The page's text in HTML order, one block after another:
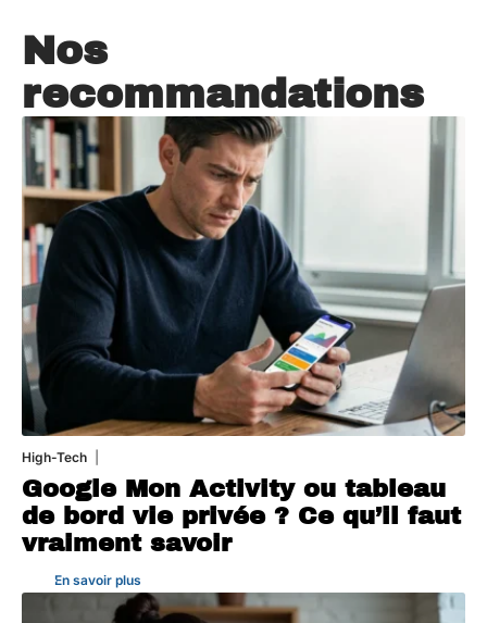
Nos
recommandations
High-Tech
Google Mon Activity ou tableau
de bord vie privée ? Ce qu’il faut
vraiment savoir
En savoir plus